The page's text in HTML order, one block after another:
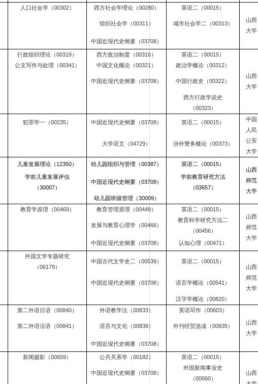
人口社会学（00302） 西方社会学理论（00280）
英语二（00015）
山西
大学
组织社会学（00311） 城市社会学二（00313）
中国近现代史纲要（03708）
行政组织理论（00319） 西方政治制度（00316） 英语二（00015）
山西
大学
公文写作与处理（00341） 中国文化概论（00321）
政治学概论（00312）
中国近现代史纲要（03708） 中国行政史（00322）
西方行政学说史
（00323）
犯罪学一（00235） 中国近现代史纲要（03708） 英语二（00015）
中国
人民
公安
大学
大学语文（04729） 涉外警务概论（00373）
儿童发展理论（12350） 幼儿园组织与管理（00387）
英语二（00015）
山西
师范
大学
学前儿童发展评估
（30007）
中国近现代史纲要（03708）
学前教育研究方法
（03657）
幼儿园班级管理（30009）
教育学原理（00469） 教育管理原理（00449）
英语二（00015）
山西
师范
大学
发展与教育心理学（00466）
教育科学研究方法二
（00456）
中国近现代史纲要（03708）
认知心理（00471）
外国文学专题研究
（06179）
中国古代文学史二（00539）
英语二（00015）
山西
师范
大学
中国近现代史纲要（03708） 语言学概论（00541）
汉字学概论（00820）
第二外语日语（00840） 外语教学法（00833）
英语写作（00603）
山西
大学
第二外语法语（00841） 语言与文化（00838） 外刊经贸选读（00835）
中国近现代史纲要（03708）
新闻摄影（00659） 公共关系学（00182） 英语二（00015）
山西
中国近现代史纲要（03708）
外国新闻事业史
（00660）